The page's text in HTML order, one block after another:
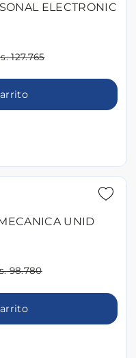
ELECTRONIC
127.765
UNID
98.780